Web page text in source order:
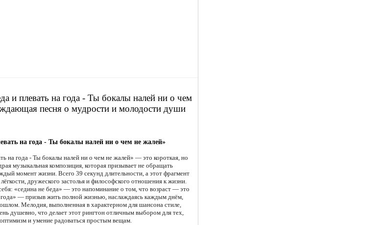
и плевать на года - Ты бокалы налей ни о чем
песня о мудрости и молодости души
на года - Ты бокалы налей ни о чем не жалей»
на года - Ты бокалы налей ни о чем не жалей» — это короткая, но
музыкальная композиция, которая призывает не обращать
момент жизни. Всего 39 секунд длительности, а этот фрагмент
дружеского застолья и философского отношения к жизни.
«седина не беда» — это напоминание о том, что возраст — это
года» — призыв жить полной жизнью, наслаждаясь каждым днём,
Мелодия, выполненная в характерном для шансона стиле,
душевно, что делает этот рингтон отличным выбором для тех,
и умение радоваться простым вещам.